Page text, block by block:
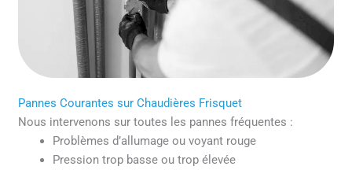
Pannes Courantes sur Chaudières Frisquet
Nous intervenons sur toutes les pannes fréquentes :
Problèmes d’allumage ou voyant rouge
Pression trop basse ou trop élevée